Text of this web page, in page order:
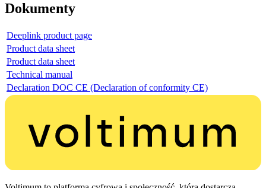
Dokumenty
Deeplink product page
Product data sheet
Product data sheet
Technical manual
Declaration DOC CE (Declaration of conformity CE)